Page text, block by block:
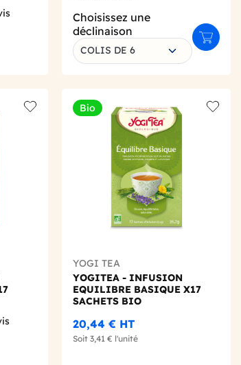
Choisissez une
déclinaison
COLIS DE 6
Ajouter
Add to wishlist
Bio
Add
YOGI TEA
YOGITEA - INFUSION
EQUILIBRE BASIQUE X17
SACHETS BIO
20,44 € HT
Soit 3,41 € l'unité